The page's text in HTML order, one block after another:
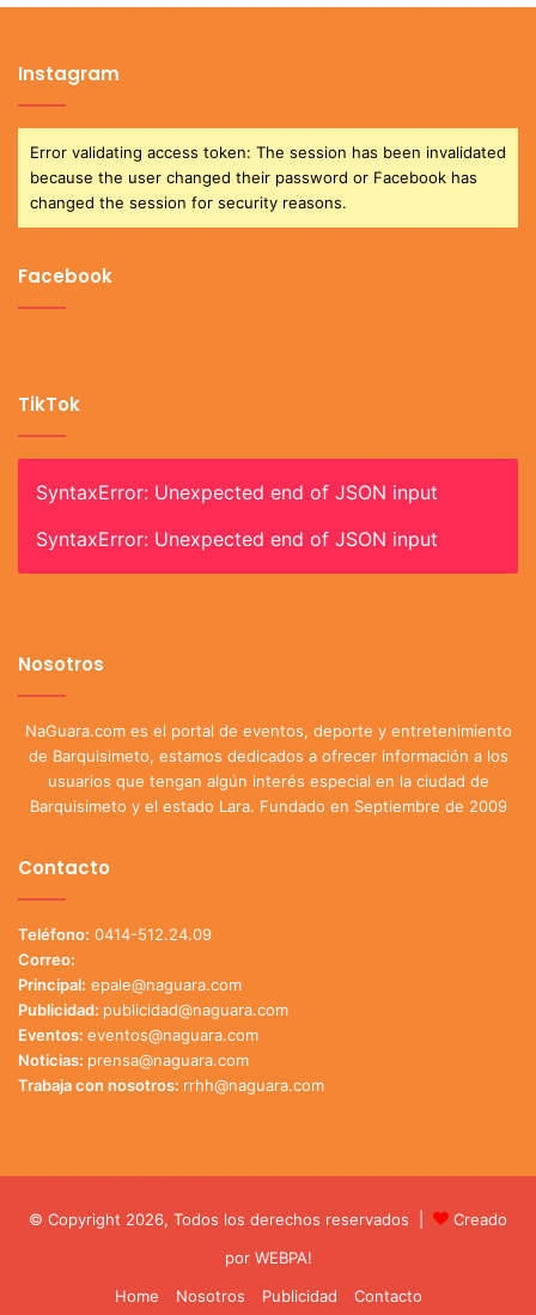
Instagram
Error validating access token: The session has been invalidated
because the user changed their password or Facebook has
changed the session for security reasons.
Facebook
TikTok
SyntaxError: Unexpected end of JSON input
SyntaxError: Unexpected end of JSON input
Nosotros
NaGuara.com es el portal de eventos, deporte y entretenimiento
de Barquisimeto, estamos dedicados a ofrecer información a los
usuarios que tengan algún interés especial en la ciudad de
Barquisimeto y el estado Lara. Fundado en Septiembre de 2009
Contacto
Teléfono: 0414-512.24.09
Correo:
Principal: epale@naguara.com
Publicidad: publicidad@naguara.com
Eventos: eventos@naguara.com
Noticias: prensa@naguara.com
Trabaja con nosotros: rrhh@naguara.com
© Copyright 2026, Todos los derechos reservados |
Creado
por WEBPA!
Home
Nosotros Publicidad Contacto